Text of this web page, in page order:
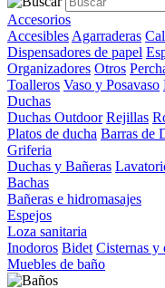
Accesorios
Accesibles Agarraderas
Dispensadores de papel
Organizadores Otros
Toalleros Vaso y Posavaso
Duchas
Duchas Outdoor Rejillas
Platos de ducha Barras de
Griferia
Duchas y Bañeras
Bachas
Bañeras e hidromasajes
Espejos
Loza sanitaria
Inodoros Bidet Cisternas y
Muebles de baño